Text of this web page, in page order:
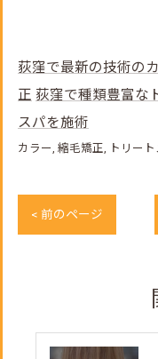
荻窪で最新の技術の
正 荻窪で種類豊富な
スパを施術
カラー 縮毛矯正 トリー
< 前のページ